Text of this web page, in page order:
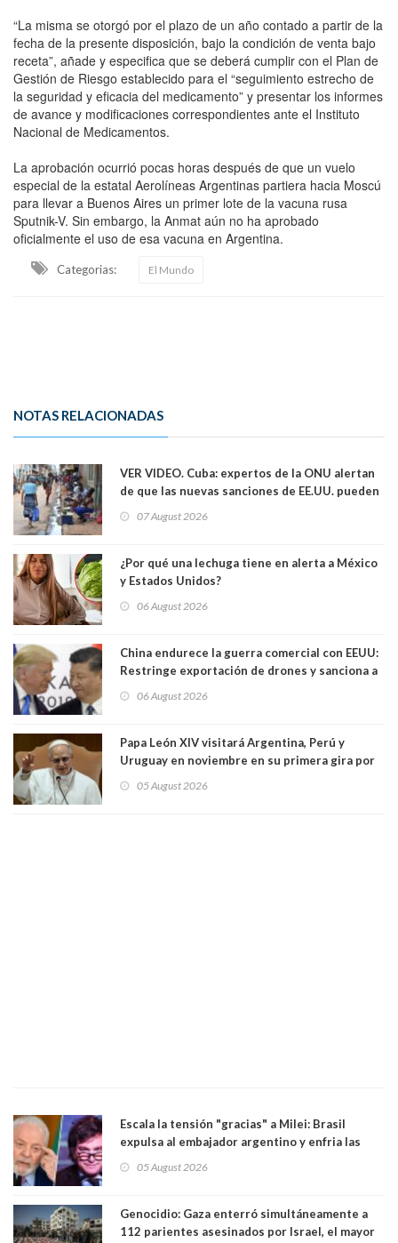
“La misma se otorgó por el plazo de un año contado a partir de la
fecha de la presente disposición, bajo la condición de venta bajo
receta”, añade y especifica que se deberá cumplir con el Plan de
Gestión de Riesgo establecido para el “seguimiento estrecho de
la seguridad y eficacia del medicamento” y presentar los informes
de avance y modificaciones correspondientes ante el Instituto
Nacional de Medicamentos.
La aprobación ocurrió pocas horas después de que un vuelo
especial de la estatal Aerolíneas Argentinas partiera hacia Moscú
para llevar a Buenos Aires un primer lote de la vacuna rusa
Sputnik-V. Sin embargo, la Anmat aún no ha aprobado
oficialmente el uso de esa vacuna en Argentina.
Categorias: El Mundo
NOTAS RELACIONADAS
VER VIDEO. Cuba: expertos de la ONU alertan
de que las nuevas sanciones de EE.UU. pueden
07 August 2026
¿Por qué una lechuga tiene en alerta a México
y Estados Unidos?
06 August 2026
China endurece la guerra comercial con EEUU:
Restringe exportación de drones y sanciona a
06 August 2026
Papa León XIV visitará Argentina, Perú y
Uruguay en noviembre en su primera gira por
05 August 2026
Escala la tensión "gracias" a Milei: Brasil
expulsa al embajador argentino y enfria las
trasandino
05 August 2026
Genocidio: Gaza enterró simultáneamente a
112 parientes asesinados por Israel, el mayor